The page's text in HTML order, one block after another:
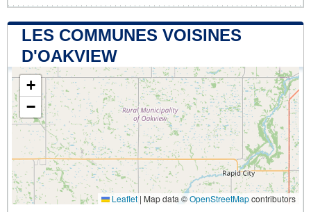
LES COMMUNES VOISINES
D'OAKVIEW
+
−
Leaflet | Map data ©OpenStreetMapcontributors